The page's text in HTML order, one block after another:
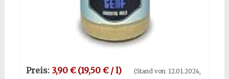
Preis: 3,90 € (19,50 € / l)
(Stand von: 12.01.2024,